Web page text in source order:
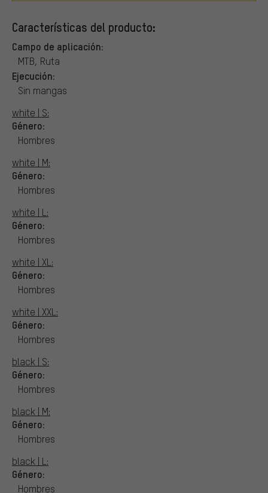
Características del producto:
Campo de aplicación:
MTB, Ruta
Ejecución:
Sin mangas
white | S:
Género:
Hombres
white | M:
Género:
Hombres
white | L:
Género:
Hombres
white | XL:
Género:
Hombres
white | XXL:
Género:
Hombres
black | S:
Género:
Hombres
black | M:
Género:
Hombres
black | L:
Género:
Hombres